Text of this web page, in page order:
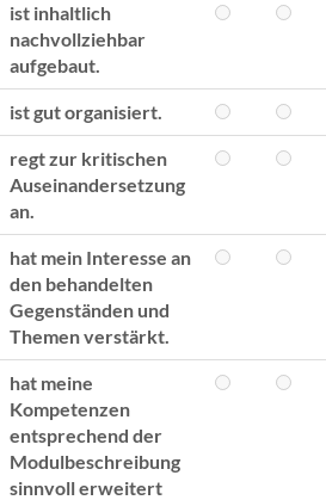
ist inhaltlich
nachvollziehbar
aufgebaut.
ist gut organisiert.
regt zur kritischen
Auseinandersetzung
an.
hat mein Interesse an
den behandelten
Gegenständen und
Themen verstärkt.
hat meine
Kompetenzen
entsprechend der
Modulbeschreibung
sinnvoll erweitert